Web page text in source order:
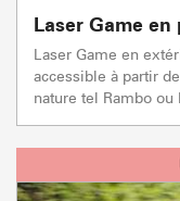
Laser Game
Laser Game en
accessible à partir
nature tel Rambo ou